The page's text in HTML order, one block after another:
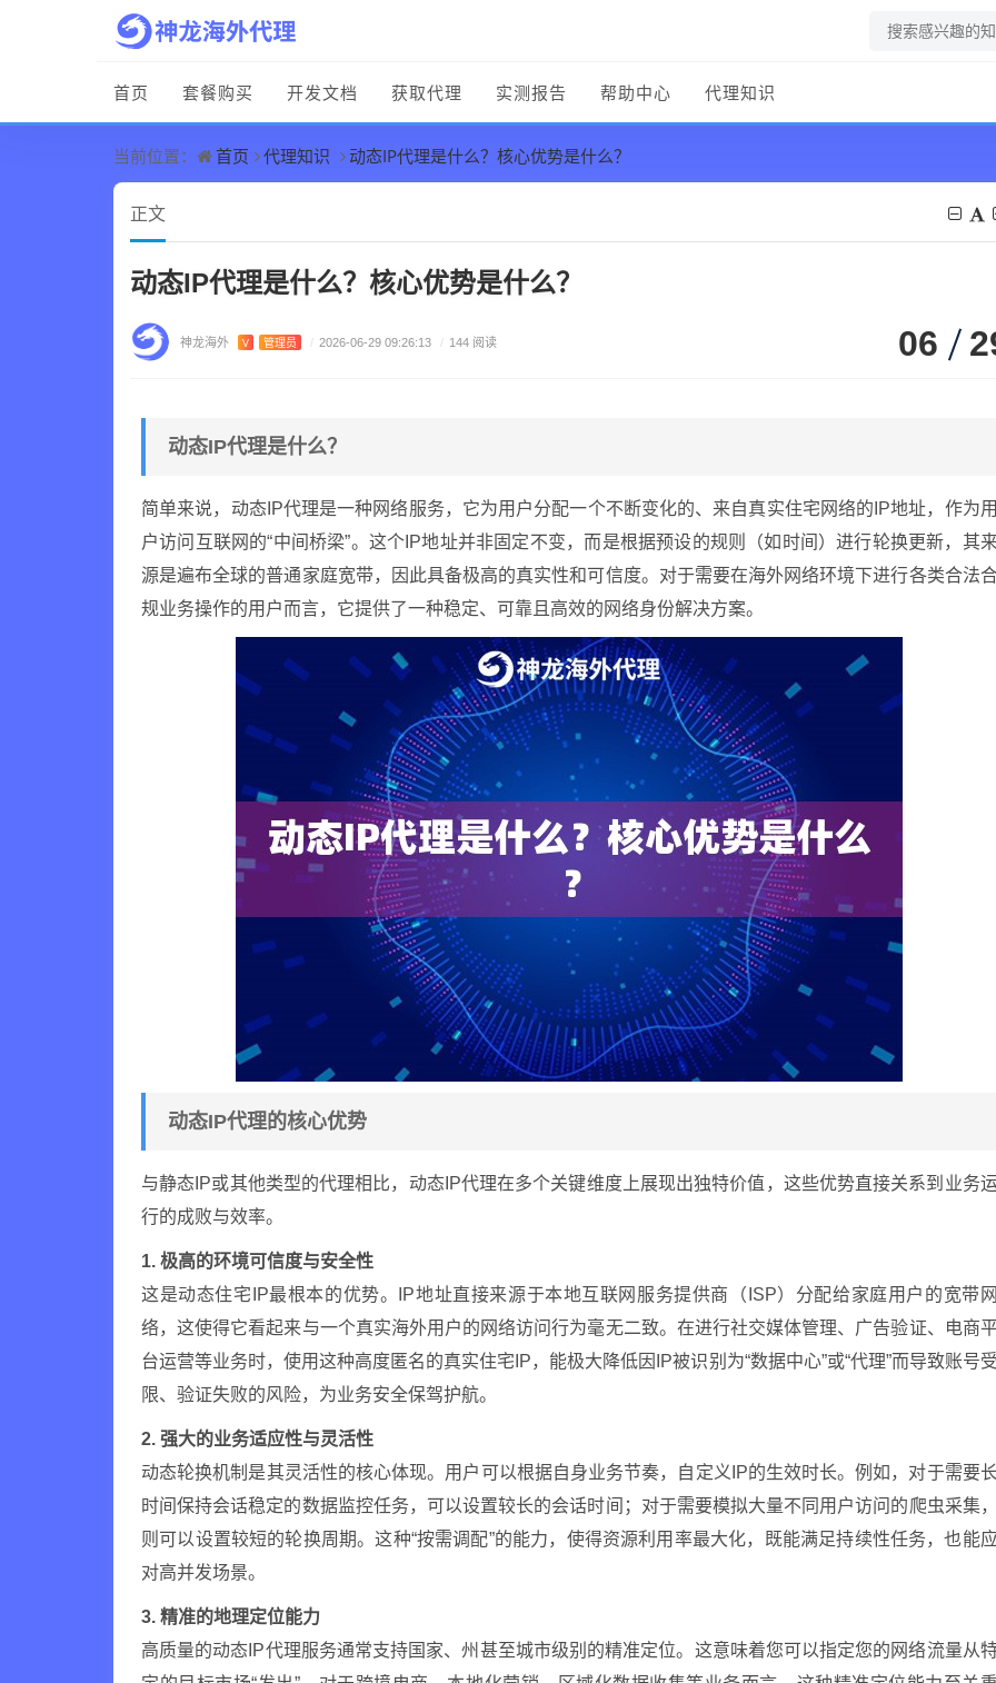
首页 套餐购买 开发文档 获取代理 实测报告 帮助中心 代理知识
当前位置： 首页 代理知识 动态IP代理是什么？核心优势是什么？
正文
动态IP代理是什么？核心优势是什么？
神龙海外 V 管理员 / 2026-06-29 09:26:13 / 144 阅读 06
动态IP代理是什么？
简单来说，动态IP代理是一种网络服务，它为用户分配一个不断变化的、来自真实住宅网络的IP地址，作为用
户访问互联网的“中间桥梁”。这个IP地址并非固定不变，而是根据预设的规则（如时间）进行轮换更新，其来
源是遍布全球的普通家庭宽带，因此具备极高的真实性和可信度。对于需要在海外网络环境下进行各类合法
规业务操作的用户而言，它提供了一种稳定、可靠且高效的网络身份解决方案。
动态IP代理的核心优势
与静态IP或其他类型的代理相比，动态IP代理在多个关键维度上展现出独特价值，这些优势直接关系到业务
行的成败与效率。
1. 极高的环境可信度与安全性
这是动态住宅IP最根本的优势。IP地址直接来源于本地互联网服务提供商（ISP）分配给家庭用户的宽带网
络，这使得它看起来与一个真实海外用户的网络访问行为毫无二致。在进行社交媒体管理、广告验证、电商
台运营等业务时，使用这种高度匿名的真实住宅IP，能极大降低因IP被识别为“数据中心”或“代理”而导致账号受
限、验证失败的风险，为业务安全保驾护航。
2. 强大的业务适应性与灵活性
动态轮换机制是其灵活性的核心体现。用户可以根据自身业务节奏，自定义IP的生效时长。例如，对于需要长
时间保持会话稳定的数据监控任务，可以设置较长的会话时间；对于需要模拟大量不同用户访问的爬虫采集，
则可以设置较短的轮换周期。这种“按需调配”的能力，使得资源利用率最大化，既能满足持续性任务，也能应
对高并发场景。
3. 精准的地理定位能力
高质量的动态IP代理服务通常支持国家、州甚至城市级别的精准定位。这意味着您可以指定您的网络流量从